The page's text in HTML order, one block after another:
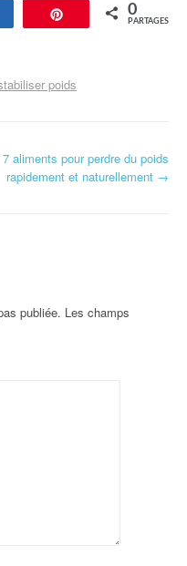
Enregistrer
0
PARTAGES
poids
7 aliments pour perdre du poids
rapidement et naturellement →
publiée. Les champs